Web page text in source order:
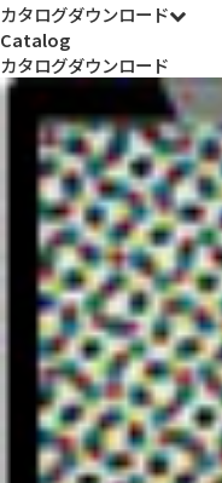
カタログダウンロード
Catalog
カタログダウンロード
プ ASL300
3R-ASL200 │【頭皮・
ASL200
3R-API100 │ 肌カウン
3R-ASM100 │ 肌カウン
【周辺機器】
3R-WM401PCST │ マ
3R-DRAUTO-XYST │
●DRAUTO/MSBTVTY
複数ご希望の場合（必須
「一括で貸出し」を選択
く場合がございます。
全ての製品が揃い次第
各製品を順次貸出し
デモ機のお申込み理由（
使用用途・使用対象物・
ください。